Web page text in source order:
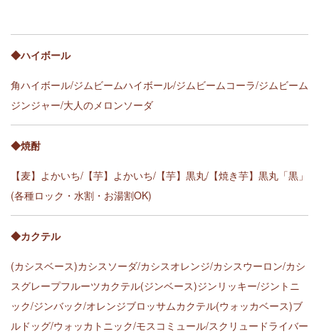
◆ハイボール
角ハイボール/ジムビームハイボール/ジムビームコーラ/ジムビーム
ジンジャー/大人のメロンソーダ
◆焼酎
【麦】よかいち/【芋】よかいち/【芋】黒丸/【焼き芋】黒丸「黒」
(各種ロック・水割・お湯割OK)
◆カクテル
(カシスベース)カシスソーダ/カシスオレンジ/カシスウーロン/カシ
スグレープフルーツカクテル(ジンベース)ジンリッキー/ジントニ
ック/ジンバック/オレンジブロッサムカクテル(ウォッカベース)ブ
ルドッグ/ウォッカトニック/モスコミュール/スクリュードライバー